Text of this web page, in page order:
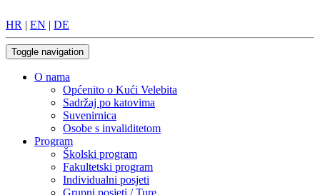
HR | EN | DE
Toggle navigation
O nama
Općenito o Kući Velebita
Sadržaj po katovima
Suvenirnica
Osobe s invaliditetom
Program
Školski program
Fakultetski program
Individualni posjeti
Grupni posjeti / Ture